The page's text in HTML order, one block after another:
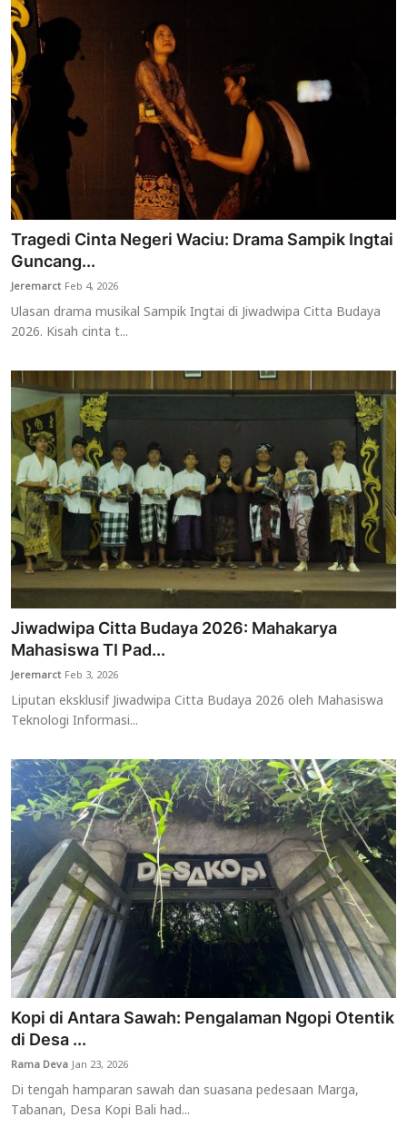
Tragedi Cinta Negeri Waciu: Drama Sampik Ingtai
Guncang...
Jeremarct Feb 4, 2026
Ulasan drama musikal Sampik Ingtai di Jiwadwipa Citta Budaya
2026. Kisah cinta t...
Jiwadwipa Citta Budaya 2026: Mahakarya
Mahasiswa TI Pad...
Jeremarct Feb 3, 2026
Liputan eksklusif Jiwadwipa Citta Budaya 2026 oleh Mahasiswa
Teknologi Informasi...
Kopi di Antara Sawah: Pengalaman Ngopi Otentik
di Desa ...
Rama DevaJan 23, 2026
Di tengah hamparan sawah dan suasana pedesaan Marga,
Tabanan, Desa Kopi Bali had...